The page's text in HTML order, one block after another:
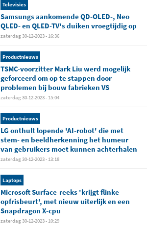
Televisies
Samsungs aankomende QD-OLED-, Neo
QLED- en QLED-TV's duiken vroegtijdig op
zaterdag 30-12-2023 - 16:36
Productnieuws
TSMC-voorzitter Mark Liu werd mogelijk
geforceerd om op te stappen door
problemen bij bouw fabrieken VS
zaterdag 30-12-2023 - 15:04
Productnieuws
LG onthult lopende 'AI-robot' die met
stem- en beeldherkenning het humeur
van gebruikers moet kunnen achterhalen
zaterdag 30-12-2023 - 13:18
Laptops
Microsoft Surface-reeks 'krijgt flinke
opfrisbeurt', met nieuw uiterlijk en een
Snapdragon X-cpu
zaterdag 30-12-2023 - 10:29